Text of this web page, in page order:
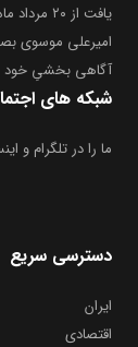
امیرعلی موسوی
آگاهی بخشیِ خود
شبکه های
ما را در تلگرام و
دسترسی سریع
ایران
اقتصادی